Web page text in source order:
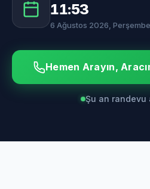
11:53
6 Ağustos 2026, Perşembe
Hemen Arayın,
Şu an randevu